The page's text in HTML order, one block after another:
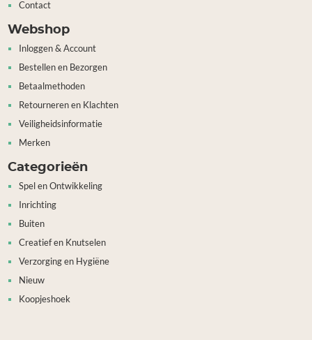
Contact
Webshop
Inloggen & Account
Bestellen en Bezorgen
Betaalmethoden
Retourneren en Klachten
Veiligheidsinformatie
Merken
Categorieën
Spel en Ontwikkeling
Inrichting
Buiten
Creatief en Knutselen
Verzorging en Hygiëne
Nieuw
Koopjeshoek